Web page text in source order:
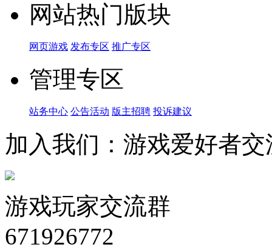
网站热门版块
网页游戏 发布专区 推广专区
管理专区
站务中心 公告活动 版主招聘 投诉建议
加入我们：游戏爱好者交
游戏玩家交流群
671926772